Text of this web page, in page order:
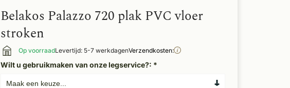
Belakos Palazzo 720 plak PVC vloer
stroken
Op voorraadLevertijd: 5-7 werkdagenVerzendkosten:
Wilt u gebruikmaken van onze legservice?: *